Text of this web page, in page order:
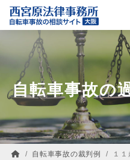
自転車事故の
/ 自転車事故の裁判例 / １１歳